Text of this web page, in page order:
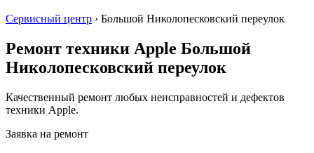
Сервисный центр › Большой Николопесковский переулок
Ремонт техники Apple Большой
Николопесковский переулок
Качественный ремонт любых неисправностей и дефектов
техники Apple.
Заявка на ремонт